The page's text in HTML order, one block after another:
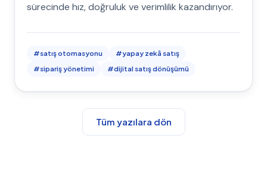
sürecinde hız, doğruluk ve verimlilik kazandırıyor.
#satış otomasyonu #yapay zekâ satış
#sipariş yönetimi #dijital satış dönüşümü
Tüm yazılara dön